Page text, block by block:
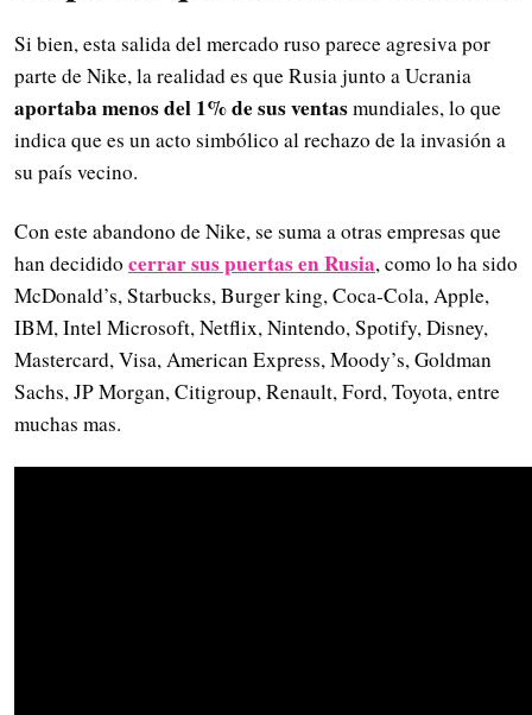
Si bien, esta salida del mercado ruso parece agresiva por
parte de Nike, la realidad es que Rusia junto a Ucrania
aportaba menos del 1% de sus ventasmundiales, lo que
indica que es un acto simbólico al rechazo de la invasión a
su país vecino.
Con este abandono de Nike, se suma a otras empresas que
han decidido cerrar sus puertas en Rusia, como lo ha sido
McDonald’s, Starbucks, Burger king, Coca-Cola, Apple,
IBM, Intel Microsoft, Netflix, Nintendo, Spotify, Disney,
Mastercard, Visa, American Express, Moody’s, Goldman
Sachs, JP Morgan, Citigroup, Renault, Ford, Toyota, entre
muchas mas.